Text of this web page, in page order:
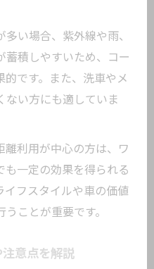
い場合、紫外線や雨、
蓄積しやすいため、コー
です。また、洗車やメ
ない方にも適していま
離利用が中心の方は、ワ
も一定の効果を得られる
イフスタイルや車の価値
ことが重要です。
意点を解説